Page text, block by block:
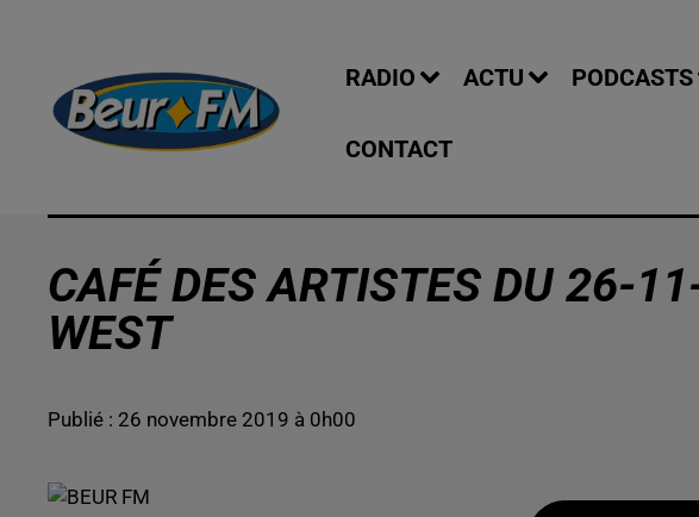
RADIO ACTU PODCASTS
CONTACT
CAFÉ DES ARTISTES DU 26-
WEST
Publié : 26 novembre 2019 à 0h00